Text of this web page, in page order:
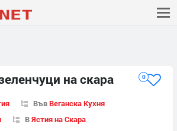
на скара 0
ВъвВеганска Кухня
ВЯстия на Скара